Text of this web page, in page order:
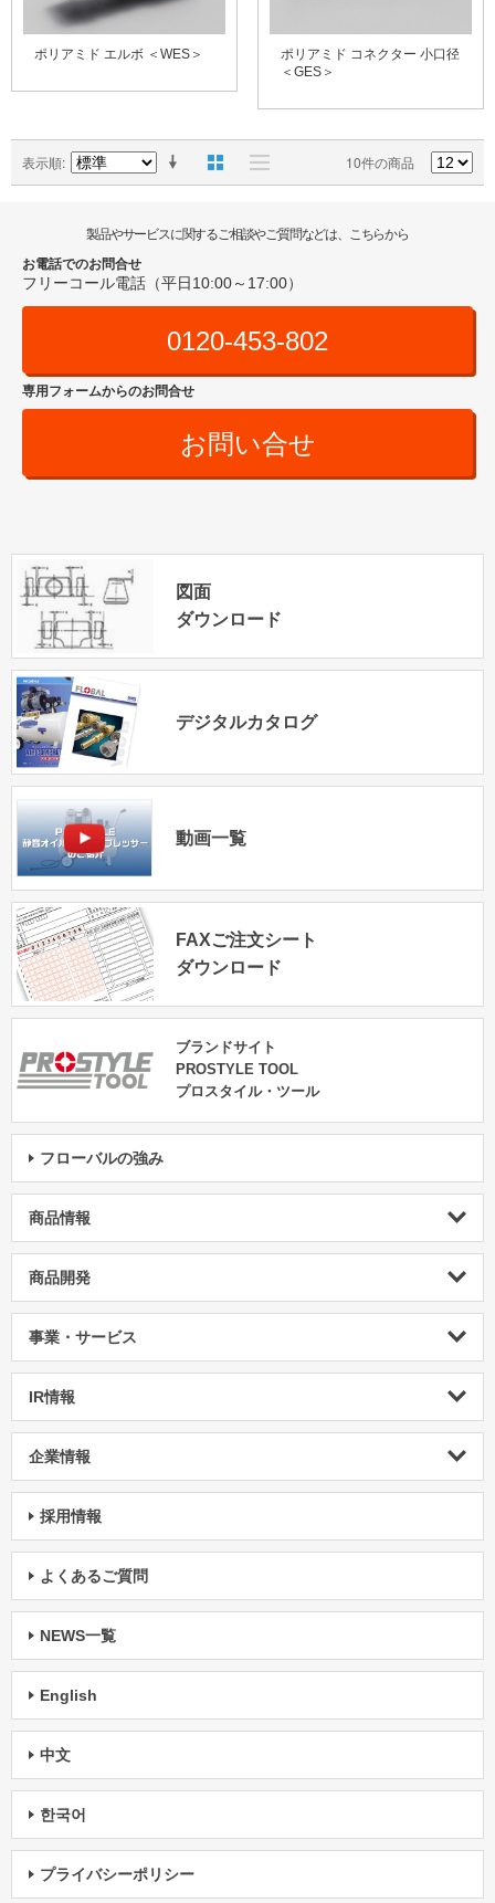
ポリアミド エルボ ＜WES＞
ポリアミド コネクター 小口径
＜GES＞
表示順 10件の商品
製品やサービスに関するご相談やご質問などは、こちらから
お電話でのお問合せ
フリーコール電話（平日10:00～17:00）
0120-453-802
専用フォームからのお問合せ
お問い合せ
図面
ダウンロード
デジタルカタログ
動画一覧
FAXご注文シート
ダウンロード
ブランドサイト
PROSTYLE TOOL
プロスタイル・ツール
フローバルの強み
商品情報
商品開発
事業・サービス
IR情報
企業情報
採用情報
よくあるご質問
NEWS一覧
English
中文
한국어
プライバシーポリシー